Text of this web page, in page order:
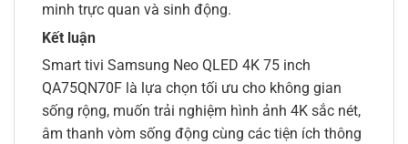
minh trực quan và sinh động.
Kết luận
Smart tivi Samsung Neo QLED 4K 75 inch
QA75QN70F là lựa chọn tối ưu cho không gian
sống rộng, muốn trải nghiệm hình ảnh 4K sắc nét,
âm thanh vòm sống động cùng các tiện ích thông